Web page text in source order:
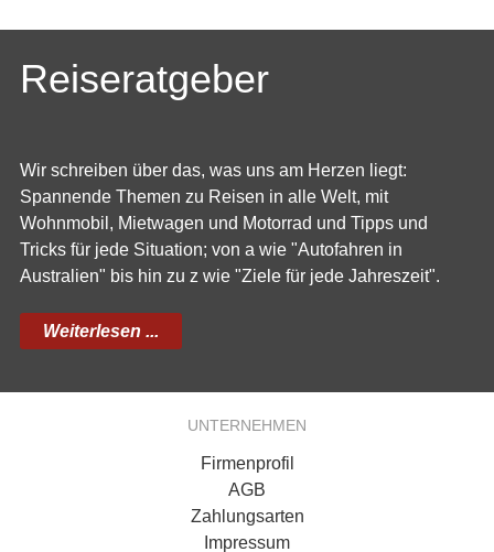
Reiseratgeber
Wir schreiben über das, was uns am Herzen liegt:
Spannende Themen zu Reisen in alle Welt, mit
Wohnmobil, Mietwagen und Motorrad und Tipps und
Tricks für jede Situation; von a wie "Autofahren in
Australien" bis hin zu z wie "Ziele für jede Jahreszeit".
Weiterlesen ...
UNTERNEHMEN
Firmenprofil
AGB
Zahlungsarten
Impressum